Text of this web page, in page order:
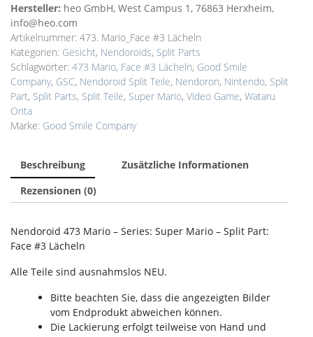
Hersteller: heo GmbH, West Campus 1, 76863 Herxheim,
info@heo.com
Artikelnummer: 473. Mario_Face #3 Lächeln
Kategorien: Gesicht, Nendoroids, Split Parts
Schlagwörter: 473 Mario, Face #3 Lächeln, Good Smile
Company, GSC, Nendoroid Split Teile, Nendoron, Nintendo, Split
Part, Split Parts, Split Teile, Super Mario, Video Game, Wataru
Orita
Marke: Good Smile Company
Beschreibung
Zusätzliche Informationen
Rezensionen (0)
Nendoroid 473 Mario – Series: Super Mario – Split Part:
Face #3 Lächeln
Alle Teile sind ausnahmslos NEU.
Bitte beachten Sie, dass die angezeigten Bilder
vom Endprodukt abweichen können.
Die Lackierung erfolgt teilweise von Hand und